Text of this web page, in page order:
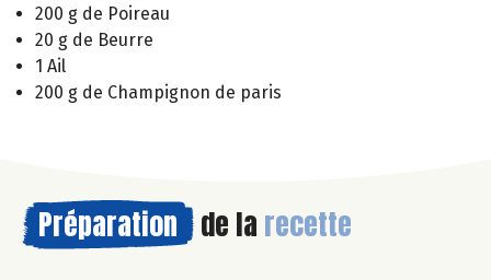
200 g de Poireau
20 g de Beurre
1 Ail
200 g de Champignon de paris
Préparation de la recette